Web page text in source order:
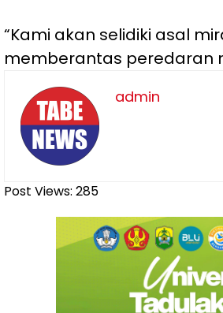
“Kami akan selidiki asal
memberantas peredaran
admin
Post Views: 285